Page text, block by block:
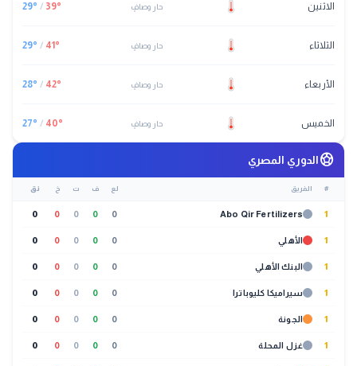
الاثنين حار وصافٍ 39°
/
29°
الثلاثاء حار وصافٍ 41°
/
29°
الأربعاء حار وصافٍ 42°
/
28°
الخميس حار وصافٍ 40°
/
27°
sports_soccerالدوري المصري
# الفريق لع ف ت خ نق
1
Abo Qir Fertilizers
0
0
0
0
0
1 الأهلي 0
0
0
0
0
1 البنك الأهلي 0
0
0
0
0
1 سيراميكا كليوباترا 0
0
0
0
0
1 الجونة 0
0
0
0
0
1 غزل المحلة 0
0
0
0
0